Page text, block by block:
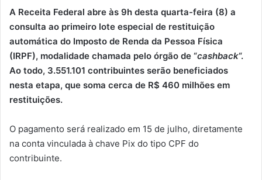
A Receita Federal abre às 9h desta quarta-feira (8) a
consulta ao primeiro lote especial de restituição
automática do Imposto de Renda da Pessoa Física
(IRPF), modalidade chamada pelo órgão de “cashback“.
Ao todo, 3.551.101 contribuintes serão beneficiados
nesta etapa, que soma cerca de R$ 460 milhões em
restituições.
O pagamento será realizado em 15 de julho, diretamente
na conta vinculada à chave Pix do tipo CPF do
contribuinte.